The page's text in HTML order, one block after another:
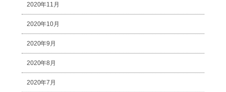
2020年11月
2020年10月
2020年9月
2020年8月
2020年7月